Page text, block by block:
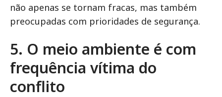
não apenas se tornam fracas, mas também
preocupadas com prioridades de segurança.
5. O meio ambiente é com
frequência vítima do
conflito